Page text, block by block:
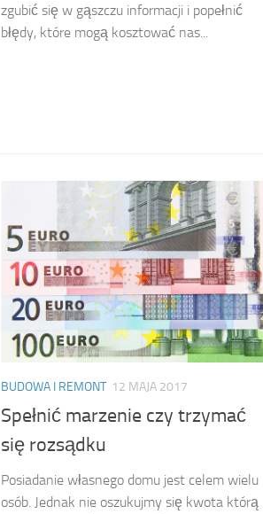
zgubić się w gąszczu informacji i popełnić
błędy, które mogą kosztować nas...
BUDOWA I REMONT 12 MAJA 2017
Spełnić marzenie czy trzymać
się rozsądku
Posiadanie własnego domu jest celem wielu
osób. Jednak nie oszukujmy się kwota którą